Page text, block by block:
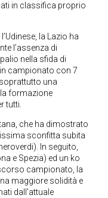
in classifica proprio
la Lazio ha
l’assenza di
nella sfida di
campionato con 7
una
formazione
tutti.
che ha dimostrato
sconfitta subita
In seguito,
e Spezia) ed un ko
campionato, la
maggiore solidità e
dall’attuale